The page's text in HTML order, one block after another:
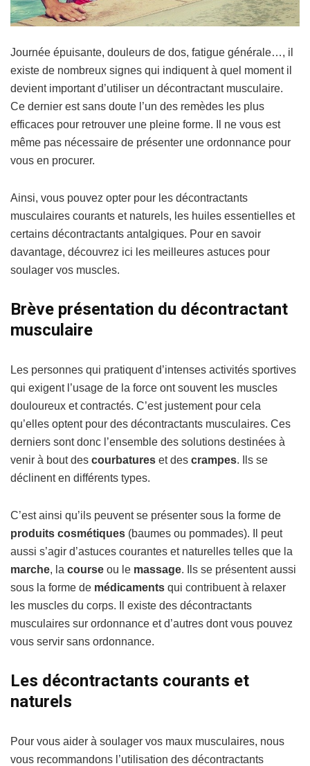
Journée épuisante, douleurs de dos, fatigue générale…, il
existe de nombreux signes qui indiquent à quel moment il
devient important d’utiliser un décontractant musculaire.
Ce dernier est sans doute l’un des remèdes les plus
efficaces pour retrouver une pleine forme. Il ne vous est
même pas nécessaire de présenter une ordonnance pour
vous en procurer.
Ainsi, vous pouvez opter pour les décontractants
musculaires courants et naturels, les huiles essentielles et
certains décontractants antalgiques. Pour en savoir
davantage, découvrez ici les meilleures astuces pour
soulager vos muscles.
Brève présentation du décontractant
musculaire
Les personnes qui pratiquent d’intenses activités sportives
qui exigent l’usage de la force ont souvent les muscles
douloureux et contractés. C’est justement pour cela
qu’elles optent pour des décontractants musculaires. Ces
derniers sont donc l’ensemble des solutions destinées à
venir à bout des courbatures et des crampes. Ils se
déclinent en différents types.
C’est ainsi qu’ils peuvent se présenter sous la forme de
produits cosmétiques (baumes ou pommades). Il peut
aussi s’agir d’astuces courantes et naturelles telles que la
marche, la course ou le massage. Ils se présentent aussi
sous la forme de médicaments qui contribuent à relaxer
les muscles du corps. Il existe des décontractants
musculaires sur ordonnance et d’autres dont vous pouvez
vous servir sans ordonnance.
Les décontractants courants et
naturels
Pour vous aider à soulager vos maux musculaires, nous
vous recommandons l’utilisation des décontractants